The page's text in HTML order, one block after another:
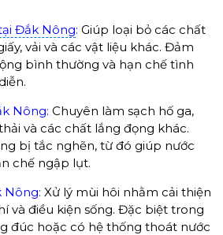
Đắk Nông: Giúp loại bỏ các chất
vải và các vật liệu khác. Đảm
bình thường và hạn chế tình
Nông: Chuyên làm sạch hố ga,
và các chất lắng đọng khác.
bị tắc nghẽn, từ đó giúp nước
chế ngập lụt.
Nông: Xử lý mùi hôi nhằm cải thiện
và điều kiện sống. Đặc biệt trong
đúc hoặc có hệ thống thoát nước